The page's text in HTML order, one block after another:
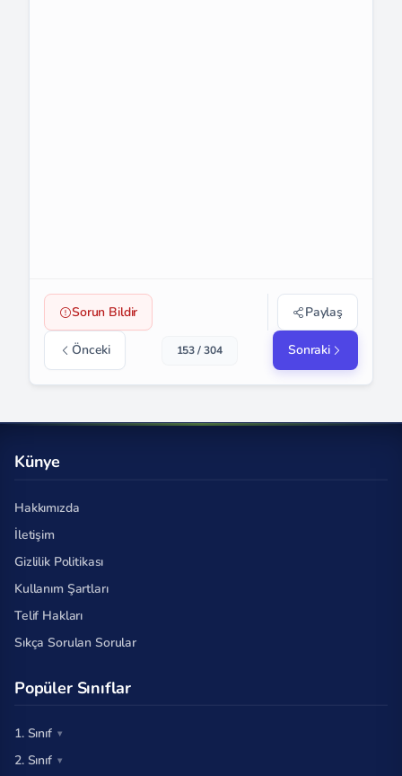
Sorun Bildir Paylaş
Önceki 153 / 304 Sonraki
Künye
Hakkımızda
İletişim
Gizlilik Politikası
Kullanım Şartları
Telif Hakları
Sıkça Sorulan Sorular
Popüler Sınıflar
1. Sınıf
2. Sınıf